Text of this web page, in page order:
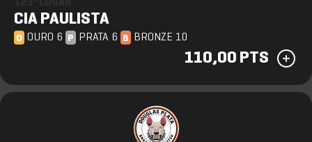
CIA PAULISTA
O OURO 6 P PRATA 6 B BRONZE 10
110,00 PTS